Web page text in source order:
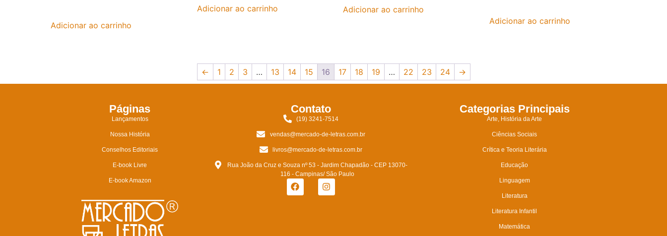
Adicionar ao carrinho
Adicionar ao carrinho Adicionar ao carrinho
Adicionar ao carrinho
← 1 2 3 … 13 14 15 16 17 18 19 … 22 23 24 →
Páginas
Lançamentos
Nossa História
Conselhos Editoriais
E-book Livre
E-book Amazon
Contato
(19) 3241-7514
vendas@mercado-de-letras.com.br
livros@mercado-de-letras.com.br
Rua João da Cruz e Souza nº 53 - Jardim Chapadão - CEP 13070-
116 - Campinas/ São Paulo
Categorias Principais
Arte, História da Arte
Ciências Sociais
Crítica e Teoria Literária
Educação
Linguagem
Literatura
Literatura Infantil
Matemática